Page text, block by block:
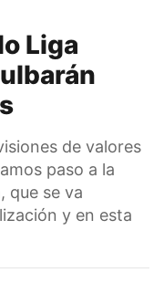
Liga
de valores
paso a la
que se va
y en esta